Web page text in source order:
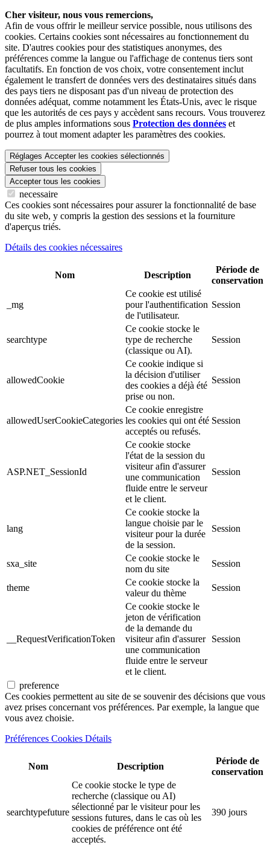
Cher visiteur, nous vous remercions,
Afin de vous offrir le meilleur service possible, nous utilisons des
cookies. Certains cookies sont nécessaires au fonctionnement du
site. D'autres cookies pour des statistiques anonymes, des
préférences comme la langue ou l'affichage de contenus tiers sont
facultatifs. En fonction de vos choix, votre consentement inclut
également le transfert de données vers des destinataires situés dans
des pays tiers ne disposant pas d'un niveau de protection des
données adéquat, comme notamment les États-Unis, avec le risque
que les autorités de ces pays y accèdent sans recours. Vous trouverez
de plus amples informations sous Protection des données et
pourrez à tout moment adapter les paramètres des cookies.
Réglages Accepter les cookies sélectionnés
Refuser tous les cookies
Accepter tous les cookies
necessaire
Ces cookies sont nécessaires pour assurer la fonctionnalité de base
du site web, y compris la gestion des sessions et la fourniture
d'aperçus triés.
Détails des cookies nécessaires
Nom Description
Période de
conservation
_mg
Ce cookie est utilisé
pour l'authentification
de l'utilisateur.
Session
searchtype
Ce cookie stocke le
type de recherche
(classique ou AI).
Session
allowedCookie
Ce cookie indique si
la décision d'utiliser
des cookies a déjà été
prise ou non.
Session
allowedUserCookieCategories
Ce cookie enregistre
les cookies qui ont été
acceptés ou refusés.
Session
ASP.NET_SessionId
Ce cookie stocke
l'état de la session du
visiteur afin d'assurer
une communication
fluide entre le serveur
et le client.
Session
lang
Ce cookie stocke la
langue choisie par le
visiteur pour la durée
de la session.
Session
sxa_site
Ce cookie stocke le
nom du site
Session
theme
Ce cookie stocke la
valeur du thème
Session
__RequestVerificationToken
Ce cookie stocke le
jeton de vérification
de la demande du
visiteur afin d'assurer
une communication
fluide entre le serveur
et le client.
Session
preference
Ces cookies permettent au site de se souvenir des décisions que vous
avez prises concernant vos préférences. Par exemple, la langue que
vous avez choisie.
Préférences Cookies Détails
Nom Description
Période de
conservation
searchtypefuture
Ce cookie stocke le type de
recherche (classique ou AI)
sélectionné par le visiteur pour les
sessions futures, dans le cas où les
cookies de préférence ont été
acceptés.
390 jours